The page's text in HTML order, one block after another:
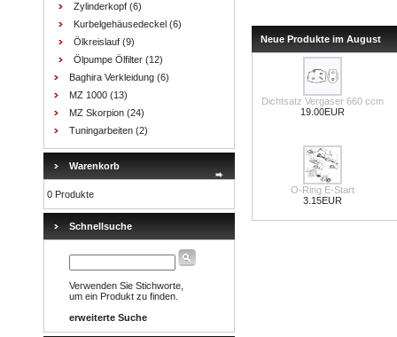
Zylinderkopf (6)
Kurbelgehäusedeckel (6)
Ölkreislauf (9)
Ölpumpe Ölfilter (12)
Baghira Verkleidung (6)
MZ 1000 (13)
MZ Skorpion (24)
Tuningarbeiten (2)
Warenkorb
0 Produkte
Schnellsuche
Verwenden Sie Stichworte,
um ein Produkt zu finden.
erweiterte Suche
Neue Produkte im August
Dichtsatz Vergaser 660 ccm
19.00EUR
O-Ring E-Start
3.15EUR